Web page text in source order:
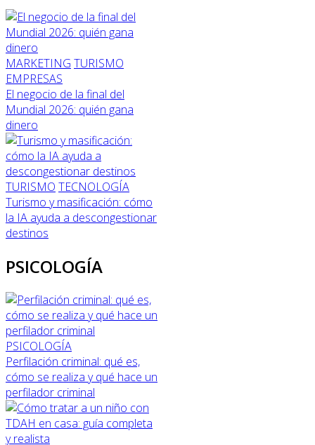
MARKETING TURISMO
EMPRESAS
El negocio de la final del
Mundial 2026: quién gana
dinero
TURISMO TECNOLOGÍA
Turismo y masificación: cómo
la IA ayuda a descongestionar
destinos
PSICOLOGÍA
PSICOLOGÍA
Perfilación criminal: qué es,
cómo se realiza y qué hace un
perfilador criminal